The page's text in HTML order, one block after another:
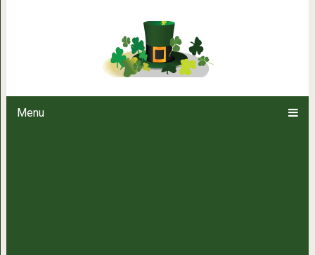
Menu
Используй этот хитрый трюк,